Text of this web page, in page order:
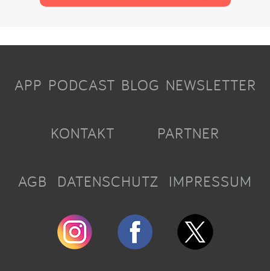
APP PODCAST BLOG NEWSLETTER
KONTAKT PARTNER
AGB DATENSCHUTZ IMPRESSUM